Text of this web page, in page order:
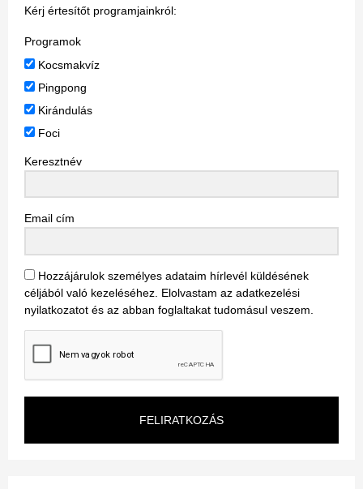
Kérj értesítőt programjainkról:
Programok
Kocsmakvíz
Pingpong
Kirándulás
Foci
Keresztnév
Email cím
Hozzájárulok személyes adataim hírlevél küldésének
céljából való kezeléséhez. Elolvastam az adatkezelési
nyilatkozatot és az abban foglaltakat tudomásul veszem.
FELIRATKOZÁS